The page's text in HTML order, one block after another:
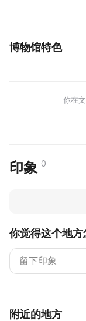
博物馆特色
你在
印象 0
你觉得这个地方
附近的地方